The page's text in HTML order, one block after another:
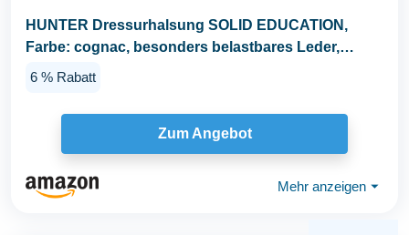
HUNTER Dressurhalsung SOLID EDUCATION,
Farbe: cognac, besonders belastbares Leder,
handgeflochten...
6 % Rabatt
Zum Angebot
Mehr anzeigen ⏷